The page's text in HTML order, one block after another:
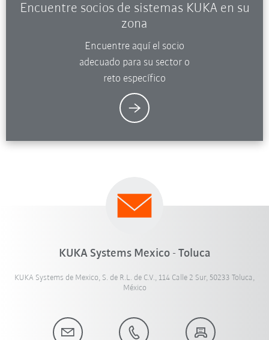
Encuentre socios de sistemas KUKA en su
zona
Encuentre aquí el socio
adecuado para su sector o
reto específico
KUKA Systems Mexico - Toluca
KUKA Systems de Mexico, S. de R.L. de C.V., 114 Calle 2 Sur, 50233 Toluca,
México